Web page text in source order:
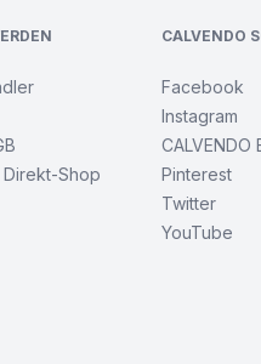
Direkt-Shop
CALVENDO
Facebook
Instagram
CALVENDO
Pinterest
Twitter
YouTube